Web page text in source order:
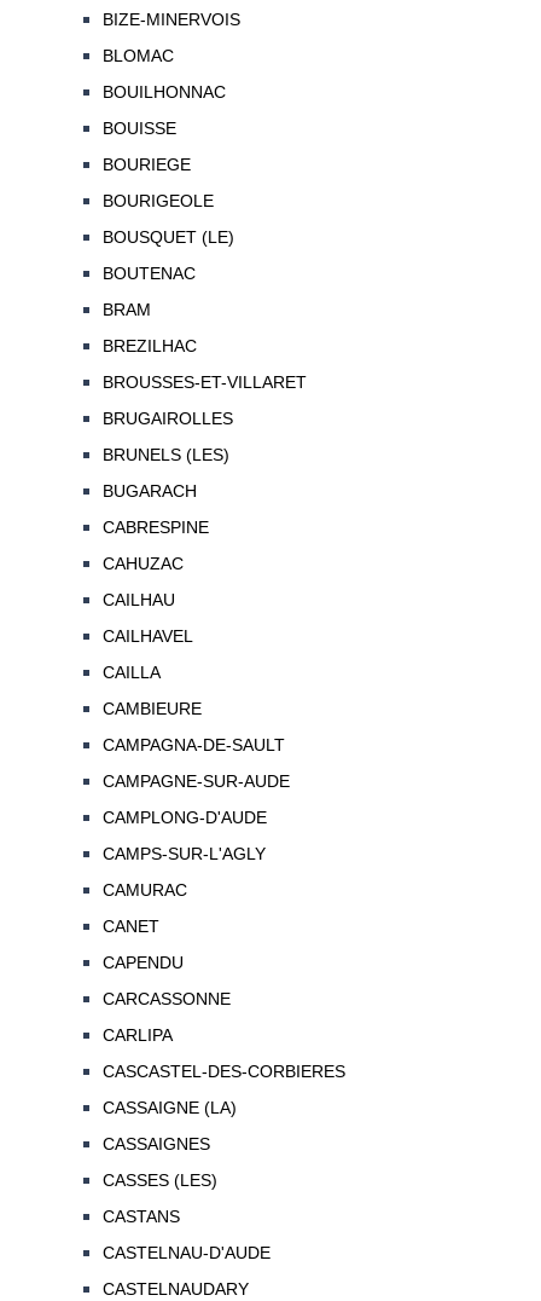
BIZE-MINERVOIS
BLOMAC
BOUILHONNAC
BOUISSE
BOURIEGE
BOURIGEOLE
BOUSQUET (LE)
BOUTENAC
BRAM
BREZILHAC
BROUSSES-ET-VILLARET
BRUGAIROLLES
BRUNELS (LES)
BUGARACH
CABRESPINE
CAHUZAC
CAILHAU
CAILHAVEL
CAILLA
CAMBIEURE
CAMPAGNA-DE-SAULT
CAMPAGNE-SUR-AUDE
CAMPLONG-D'AUDE
CAMPS-SUR-L'AGLY
CAMURAC
CANET
CAPENDU
CARCASSONNE
CARLIPA
CASCASTEL-DES-CORBIERES
CASSAIGNE (LA)
CASSAIGNES
CASSES (LES)
CASTANS
CASTELNAU-D'AUDE
CASTELNAUDARY